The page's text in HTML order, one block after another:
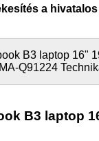
a
B3 laptop 16"
Q91224
B3 laptop